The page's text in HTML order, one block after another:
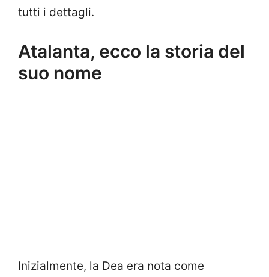
tutti i dettagli.
Atalanta, ecco la storia del
suo nome
Inizialmente, la Dea era nota come